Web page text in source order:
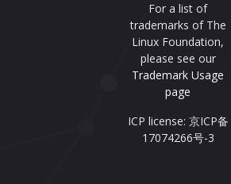
For a list of
trademarks of The
Linux Foundation,
please see our
Trademark Usage
page
ICP license: 京ICP备
17074266号-3